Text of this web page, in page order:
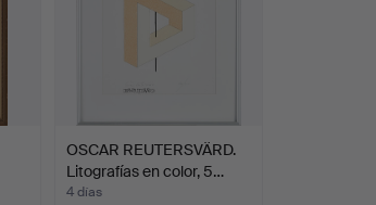
OSCAR REUTERSVÄRD.
Litografías en color, 5…
4 días